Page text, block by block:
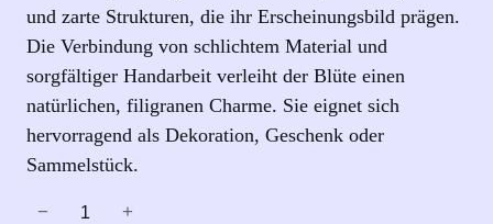
und zarte Strukturen, die ihr Erscheinungsbild prägen.
Die Verbindung von schlichtem Material und
sorgfältiger Handarbeit verleiht der Blüte einen
natürlichen, filigranen Charme. Sie eignet sich
hervorragend als Dekoration, Geschenk oder
Sammelstück.
− +